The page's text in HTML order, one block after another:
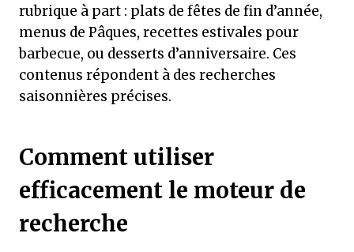
rubrique à part : plats de fêtes de fin d’année,
menus de Pâques, recettes estivales pour
barbecue, ou desserts d’anniversaire. Ces
contenus répondent à des recherches
saisonnières précises.
Comment utiliser
efficacement le moteur de
recherche